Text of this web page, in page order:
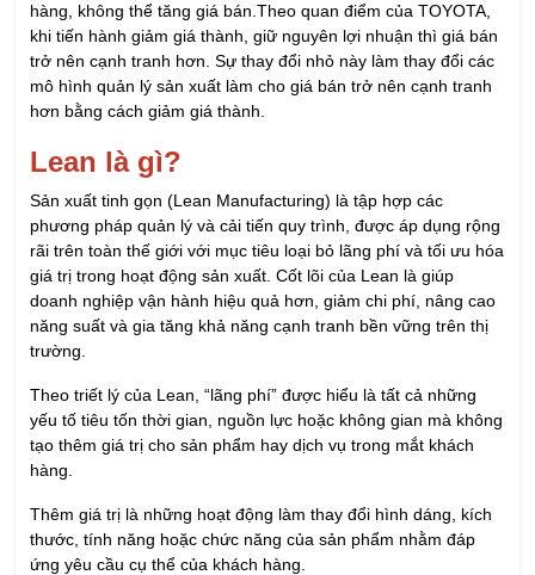
hàng, không thể tăng giá bán.Theo quan điểm của TOYOTA,
khi tiến hành giảm giá thành, giữ nguyên lợi nhuận thì giá bán
trở nên cạnh tranh hơn. Sự thay đổi nhỏ này làm thay đổi các
mô hình quản lý sản xuất làm cho giá bán trở nên cạnh tranh
hơn bằng cách giảm giá thành.
Lean là gì?
Sản xuất tinh gọn (Lean Manufacturing) là tập hợp các
phương pháp quản lý và cải tiến quy trình, được áp dụng rộng
rãi trên toàn thế giới với mục tiêu loại bỏ lãng phí và tối ưu hóa
giá trị trong hoạt động sản xuất. Cốt lõi của Lean là giúp
doanh nghiệp vận hành hiệu quả hơn, giảm chi phí, nâng cao
năng suất và gia tăng khả năng cạnh tranh bền vững trên thị
trường.
Theo triết lý của Lean, “lãng phí” được hiểu là tất cả những
yếu tố tiêu tốn thời gian, nguồn lực hoặc không gian mà không
tạo thêm giá trị cho sản phẩm hay dịch vụ trong mắt khách
hàng.
Thêm giá trị là những hoạt động làm thay đổi hình dáng, kích
thước, tính năng hoặc chức năng của sản phẩm nhằm đáp
ứng yêu cầu cụ thể của khách hàng.